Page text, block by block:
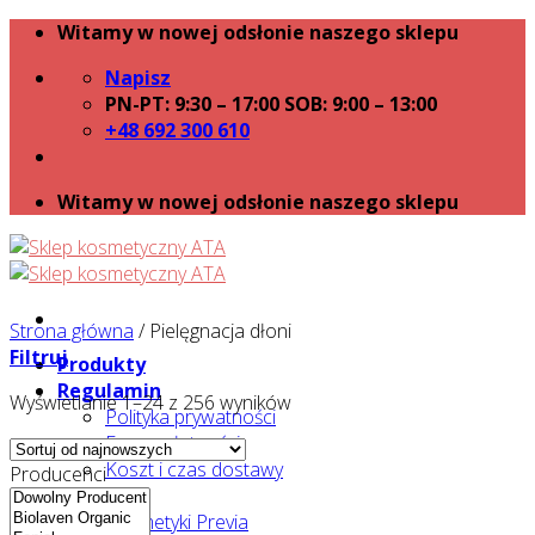
Skip
content
Witamy w nowej odsłonie naszego sklepu
Napisz
PN-PT: 9:30 – 17:00 SOB: 9:00 – 13:00
+48 692 300 610
Witamy w nowej odsłonie naszego sklepu
Produkty
Regulamin
Polityka prywatności
Formy płatności
Koszt i czas dostawy
Polecane
Kosmetyki Previa
Strona główna /Pielęgnacja dłoni
Filtruj
Wyświetlanie 1–24 z 256 wyników
Producenci